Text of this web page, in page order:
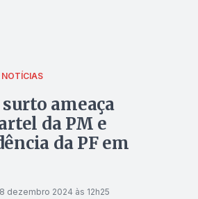
ameaça
da PM e
da PF em
dezembro 2024 às 12h25